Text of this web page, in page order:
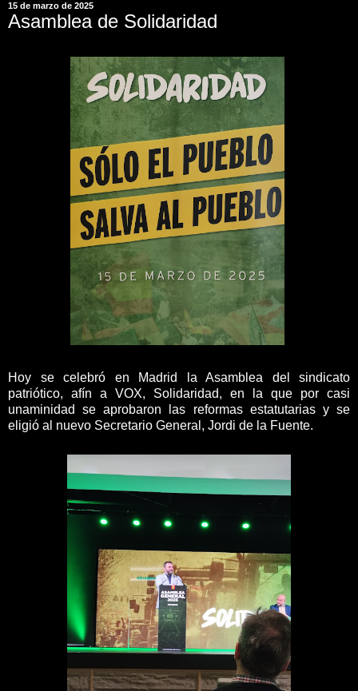
15 de marzo de 2025
Asamblea de Solidaridad
Hoy se celebró en Madrid la Asamblea del sindicato
patriótico, afín a VOX, Solidaridad, en la que por casi
unaminidad se aprobaron las reformas estatutarias y se
eligió al nuevo Secretario General, Jordi de la Fuente.